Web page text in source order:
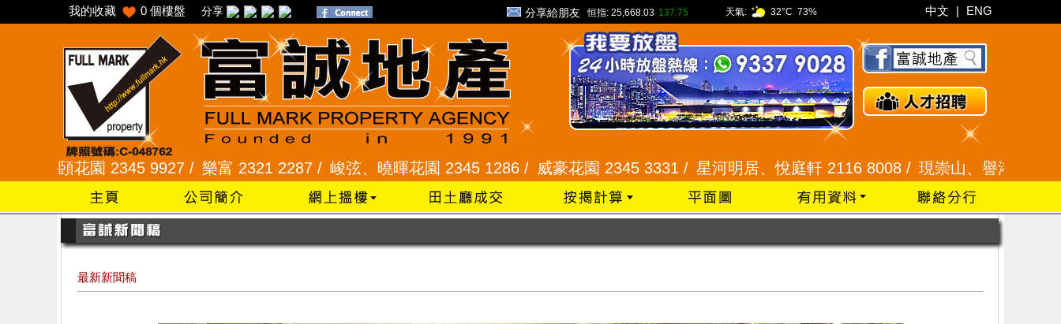
我的收藏 0 個樓盤 分享 分享給朋友 恒指: 25,668.03 137.75 天氣: 32°C 73% 中文 | ENG
2345 9927 / 樂富 2321 2287 / 峻弦、曉暉花園 2345 1286 / 威豪花園 2345 3331 / 星河明居、悅庭軒 2116 8008 / 現崇山、譽港灣 2345 9926 /
最新新聞稿